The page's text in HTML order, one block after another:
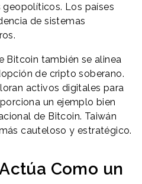
Los países
de sistemas
Bitcoin también se alinea
de cripto soberano.
activos digitales para
un ejemplo bien
de Bitcoin. Taiwán
cauteloso y estratégico.
Como un